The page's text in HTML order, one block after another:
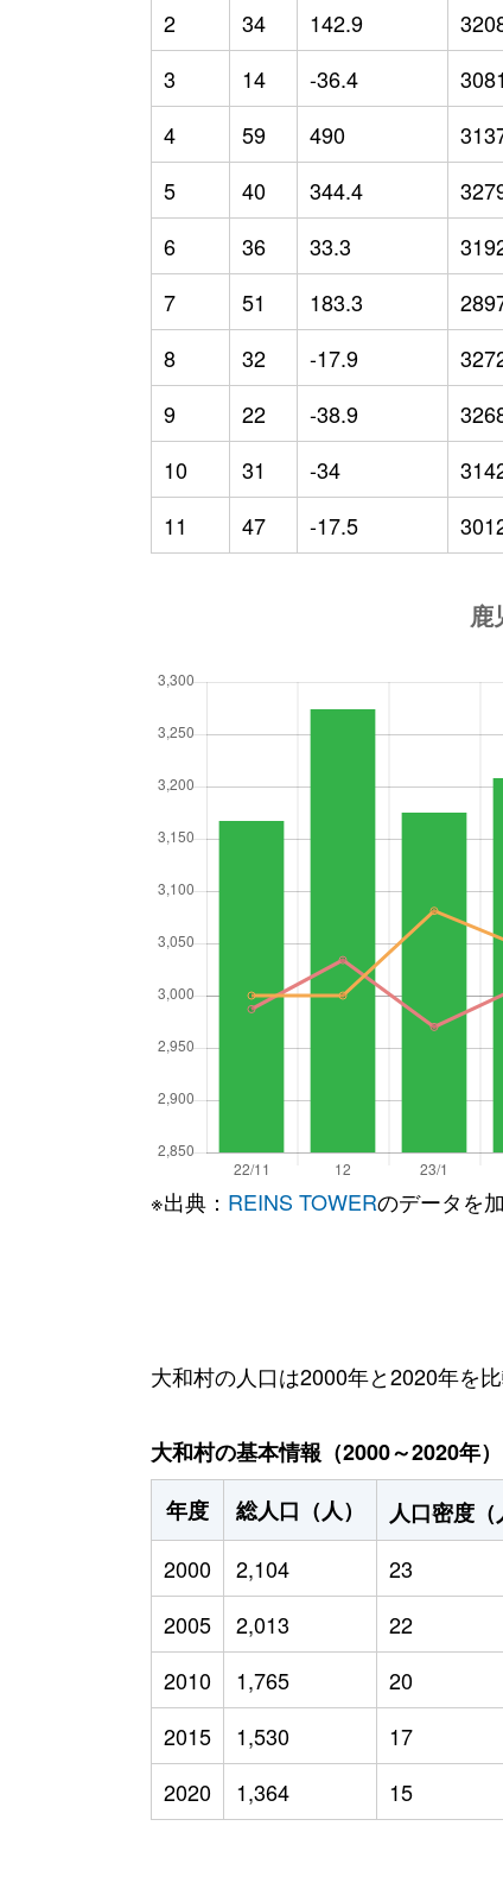
2
34 142.9
3
14 -36.4 3081
4
59 490
5
40 344.4
6
36 33.3
7
51 183.3
8
32 -17.9
9
22 -38.9
10
31 -34
11
47 -17.5
※出典： REINS TOWERのデータを
大和村の人口は2000年と2020年を
大和村の基本情報（2000～2020年）
年度
総人口（人） 人口密度
2000
2,104 23
2005
2,013 22
2010
1,765 20
2015
1,530 17
2020
1,364 15